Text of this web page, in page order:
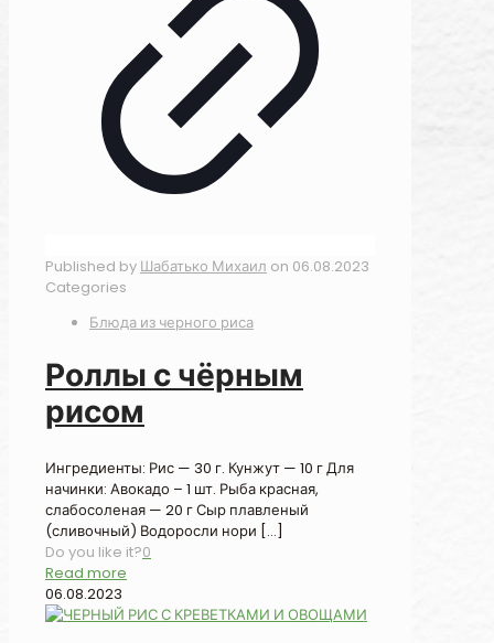
Published by Шабатько Михаил on 06.08.2023
Categories
Блюда из черного риса
Роллы с чёрным
рисом
Ингредиенты: Рис — 30 г. Кунжут — 10 г Для
начинки: Авокадо – 1 шт. Рыба красная,
слабосоленая — 20 г Сыр плавленый
(сливочный) Водоросли нори […]
Do you like it?0
Read more
06.08.2023